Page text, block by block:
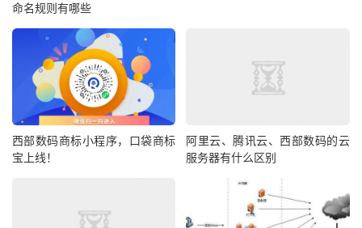
命名规则有哪些
西部数码商标小程序，口袋商标
宝上线！
阿里云、腾讯云、西部数码的云
服务器有什么区别